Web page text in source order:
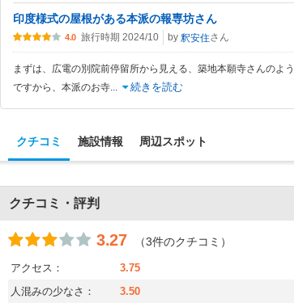
印度様式の屋根がある本派の報専坊さん
4.0 旅行時期 2024/10 by 釈安住さん
まずは、広電の別院前停留所から見える、築地本願寺さんのよ
ですから、本派のお寺
続きを読む
クチコミ 施設情報 周辺スポット
クチコミ・評判
3.27 （3件のクチコミ）
アクセス：
3.75
人混みの少なさ：
3.50